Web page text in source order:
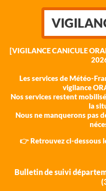
[VIGILANCE CANICULE
Les services de Météo-
vigilance
Nos services restent
la
Nous ne manquerons pas
👉 Retrouvez ci-dessous
Bulletin de suivi